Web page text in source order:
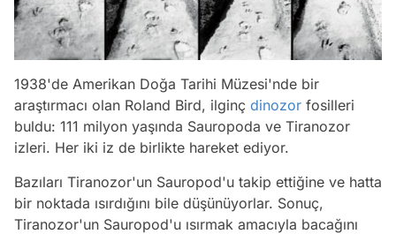
1938'de Amerikan Doğa Tarihi Müzesi'nde bir
araştırmacı olan Roland Bird, ilginç dinozor fosilleri
buldu: 111 milyon yaşında Sauropoda ve Tiranozor
izleri. Her iki iz de birlikte hareket ediyor.
Bazıları Tiranozor'un Sauropod'u takip ettiğine ve hatta
bir noktada ısırdığını bile düşünüyorlar. Sonuç,
Tiranozor'un Sauropod'u ısırmak amacıyla bacağını